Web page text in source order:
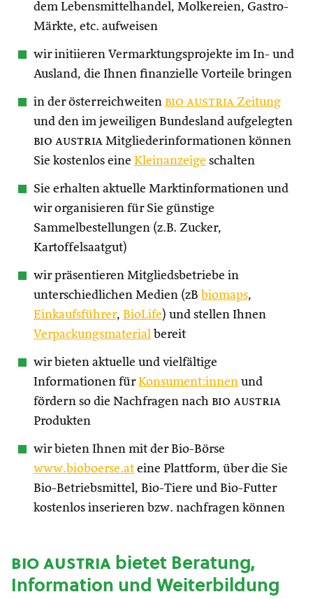
dem Lebensmittelhandel, Molkereien, Gastro-
Märkte, etc. aufweisen
wir initiieren Vermarktungsprojekte im In- und
Ausland, die Ihnen finanzielle Vorteile bringen
in der österreichweiten bio austria Zeitung
und den im jeweiligen Bundesland aufgelegten
bio austria Mitgliederinformationen können
Sie kostenlos eine Kleinanzeige schalten
Sie erhalten aktuelle Marktinformationen und
wir organisieren für Sie günstige
Sammelbestellungen (z.B. Zucker,
Kartoffelsaatgut)
wir präsentieren Mitgliedsbetriebe in
unterschiedlichen Medien (zB biomaps,
Einkaufsführer, BioLife) und stellen Ihnen
Verpackungsmaterial bereit
wir bieten aktuelle und vielfältige
Informationen fürKonsument:innen und
fördern so die Nachfragen nach bio austria
Produkten
wir bieten Ihnen mit der Bio-Börse
www.bioboerse.at eine Plattform, über die Sie
Bio-Betriebsmittel, Bio-Tiere und Bio-Futter
kostenlos inserieren bzw. nachfragen können
bio austriabietet Beratung,
Information und Weiterbildung